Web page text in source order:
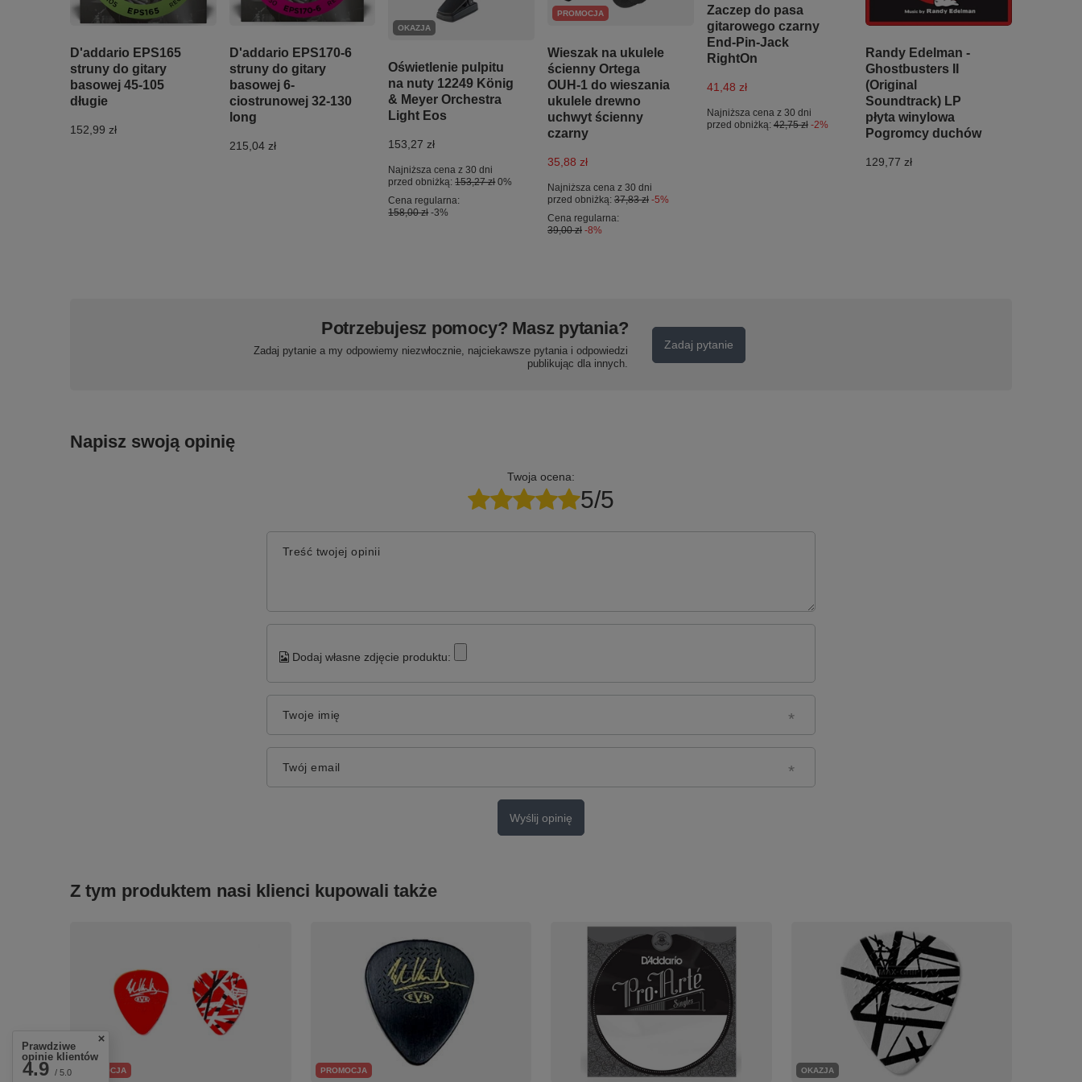
D'addario EPS165
struny do gitary
basowej 45-105
długie
152,99 zł
D'addario EPS170-6
struny do gitary
basowej 6-
ciostrunowej 32-130
long
215,04 zł
OKAZJA
Oświetlenie pulpitu
na nuty 12249 König
& Meyer Orchestra
Light Eos
153,27 zł
Najniższa cena z 30 dni
przed obniżką:153,27 zł 0%
Cena regularna:
158,00 zł -3%
PROMOCJA
Wieszak na ukulele
ścienny Ortega
OUH-1 do wieszania
ukulele drewno
uchwyt ścienny
czarny
35,88 zł
Najniższa cena z 30 dni
przed obniżką: 37,83 zł -5%
Cena regularna:
39,00 zł -8%
Zaczep do pasa
gitarowego czarny
End-Pin-Jack
RightOn
41,48 zł
Najniższa cena z 30 dni
przed obniżką:42,75 zł -2%
Randy Edelman -
Ghostbusters II
(Original
Soundtrack) LP
płyta winylowa
Pogromcy duchów
129,77 zł
Potrzebujesz pomocy? Masz pytania?
Zadaj pytanie a my odpowiemy niezwłocznie, najciekawsze pytania i odpowiedzi
publikując dla innych.
Zadaj pytanie
Napisz swoją opinię
Twoja ocena:
5/5
Treść twojej opinii
Dodaj własne zdjęcie produktu:
Twoje imię
Twój email
Wyślij opinię
Z tym produktem nasi klienci kupowali także
PROMOCJA PROMOCJA OKAZJA
Prawdziwe
opinie klientów
4.9 / 5.0